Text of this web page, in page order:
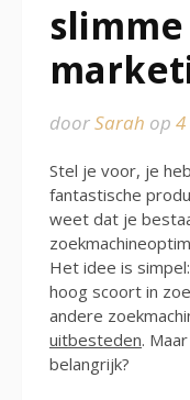
slimme
doorSarah op
Stel je voor, je
fantastische
weet dat je
Het idee is
hoog scoort in
andere
uitbesteden.
belangrijk?